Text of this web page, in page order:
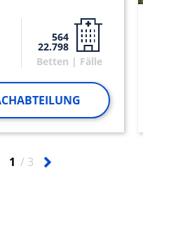
564
22.798
Betten | Fälle
1 3